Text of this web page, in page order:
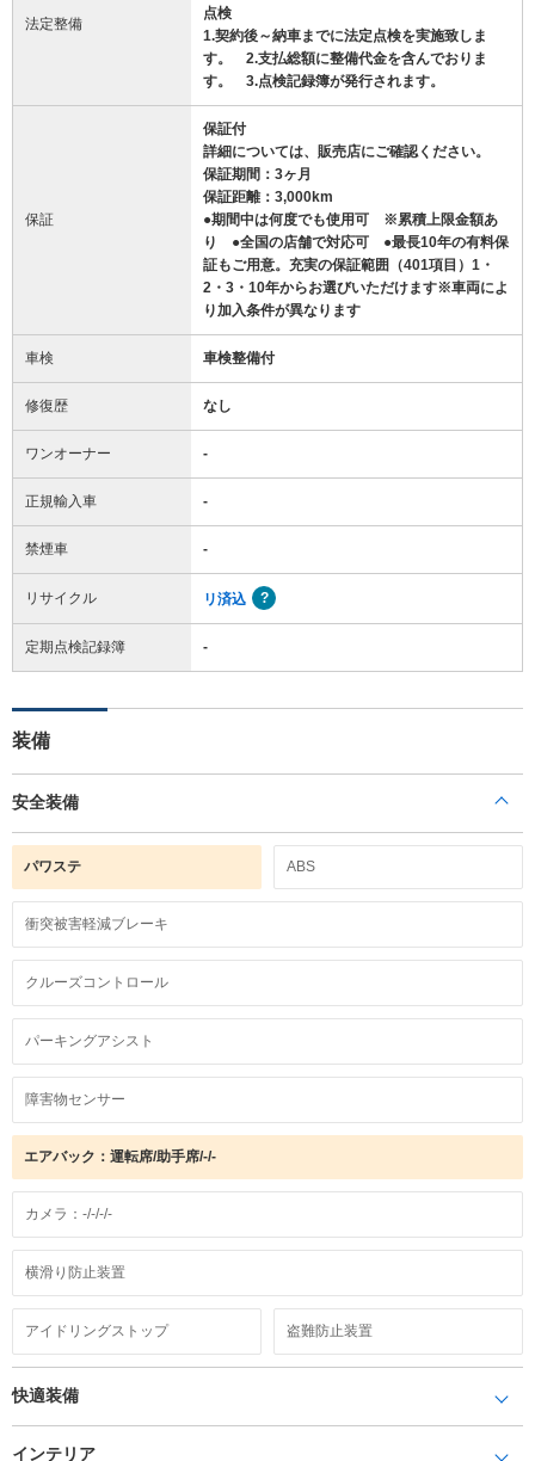
法定整備
点検
1.契約後～納車までに法定点検を実施致しま
す。 2.支払総額に整備代金を含んでおりま
す。 3.点検記録簿が発行されます。
保証
保証付
詳細については、販売店にご確認ください。
保証期間：3ヶ月
保証距離：3,000km
●期間中は何度でも使用可 ※累積上限金額あ
り ●全国の店舗で対応可 ●最長10年の有料保
証もご用意。充実の保証範囲（401項目）1・
2・3・10年からお選びいただけます※車両によ
り加入条件が異なります
車検 車検整備付
修復歴 なし
ワンオーナー -
正規輸入車 -
禁煙車 -
リサイクル リ済込
定期点検記録簿 -
装備
安全装備
パワステ ABS
衝突被害軽減ブレーキ
クルーズコントロール
パーキングアシスト
障害物センサー
エアバック：運転席/助手席/-/-
カメラ：-/-/-/-
横滑り防止装置
アイドリングストップ 盗難防止装置
快適装備
インテリア